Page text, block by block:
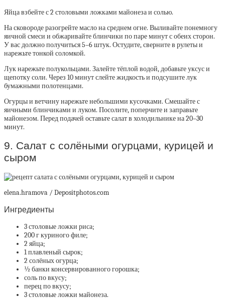
Яйца взбейте с 2 столовыми ложками майонеза и солью.
На сковороде разогрейте масло на среднем огне. Выливайте понемногу
яичной смеси и обжаривайте блинчики по паре минут с обеих сторон.
У вас должно получиться 5–6 штук. Остудите, сверните в рулеты и
нарежьте тонкой соломкой.
Лук нарежьте полукольцами. Залейте тёплой водой, добавьте уксус и
щепотку соли. Через 10 минут слейте жидкость и подсушите лук
бумажными полотенцами.
Огурцы и ветчину нарежьте небольшими кусочками. Смешайте с
яичными блинчиками и луком. Посолите, поперчите и заправьте
майонезом. Перед подачей оставьте салат в холодильнике на 20–30
минут.
9. Салат с солёными огурцами, курицей и
сыром
elena.hramova / Depositphotos.com
Ингредиенты
3 столовые ложки риса;
200 г куриного филе;
2 яйца;
1 плавленый сырок;
2 солёных огурца;
½ банки консервированного горошка;
соль по вкусу;
перец по вкусу;
3 столовые ложки майонеза.